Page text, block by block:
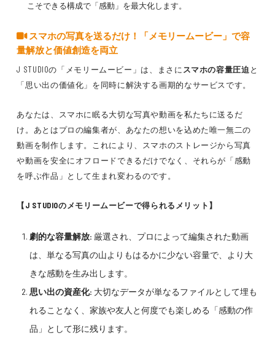
こそできる構成で「感動」を最大化します。
スマホの写真を送るだけ！「メモリームービー」で容
量解放と価値創造を両立
J STUDIOの「メモリームービー」は、まさにスマホの容量圧迫と
「思い出の価値化」を同時に解決する画期的なサービスです。
あなたは、スマホに眠る大切な写真や動画を私たちに送るだ
け。あとはプロの編集者が、あなたの想いを込めた唯一無二の
動画を制作します。これにより、スマホのストレージから写真
や動画を安全にオフロードできるだけでなく、それらが「感動
を呼ぶ作品」として生まれ変わるのです。
【J STUDIOのメモリームービーで得られるメリット】
劇的な容量解放: 厳選され、プロによって編集された動画
は、単なる写真の山よりもはるかに少ない容量で、より大
きな感動を生み出します。
思い出の資産化: 大切なデータが単なるファイルとして埋も
れることなく、家族や友人と何度でも楽しめる「感動の作
品」として形に残ります。